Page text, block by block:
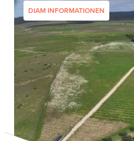
DIAM INFORMATIONEN